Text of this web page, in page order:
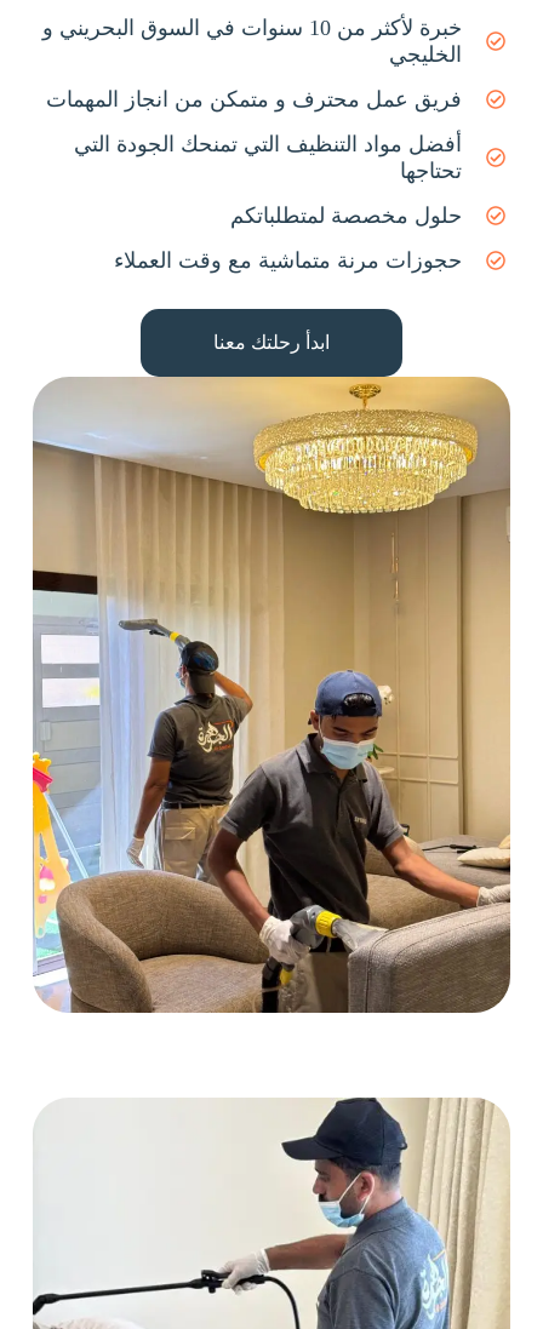
خبرة لأكثر من 10 سنوات في السوق البحريني و
الخليجي
فريق عمل محترف و متمكن من انجاز المهمات
أفضل مواد التنظيف التي تمنحك الجودة التي
تحتاجها
حلول مخصصة لمتطلباتكم
حجوزات مرنة متماشية مع وقت العملاء
ابدأ رحلتك معنا